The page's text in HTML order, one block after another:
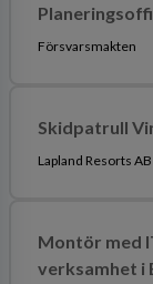
Försvarsmakten
Skidpatrull
Lapland Resorts AB
Montör med
verksamhet i